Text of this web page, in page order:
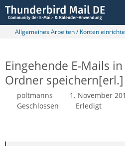
Allgemeines Arbeiten / Konten
Eingehende E-Mails
Ordner speichern[erl.]
poltmanns
1. November
Geschlossen
Erledigt